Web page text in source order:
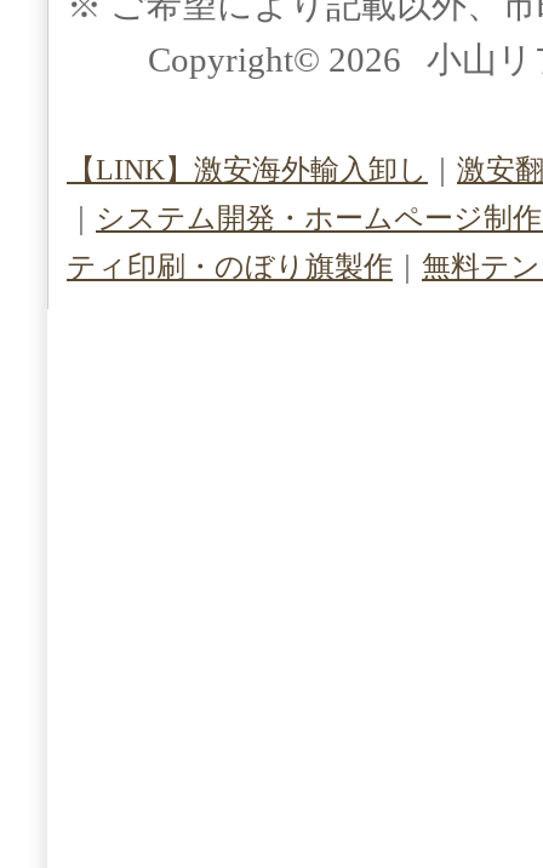
Copyright© 2026 小山
【LINK】激安海外輸入卸し
激安
システム開発・ホームページ制
ティ印刷・のぼり旗製作
無料テ